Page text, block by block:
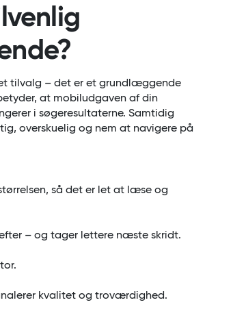
tilvalg – det er et grundlæggende
at mobiludgaven af din
i søgeresultaterne. Samtidig
overskuelig og nem at navigere på
så det er let at læse og
– og tager lettere næste skridt.
kvalitet og troværdighed.